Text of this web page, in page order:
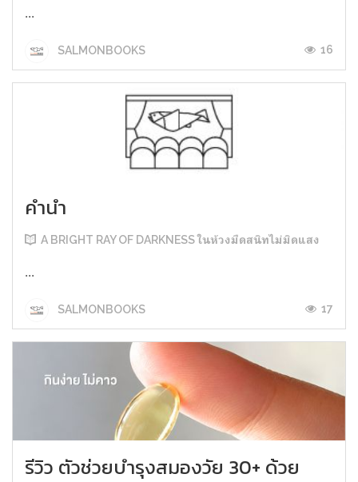
...
SALMONBOOKS 16
คำนำ
A BRIGHT RAY OF DARKNESS ในห้วงมืดสนิทไม่มิดแสง
...
SALMONBOOKS 17
รีวิว ตัวช่วยบำรุงสมองวัย 30+ ด้วย